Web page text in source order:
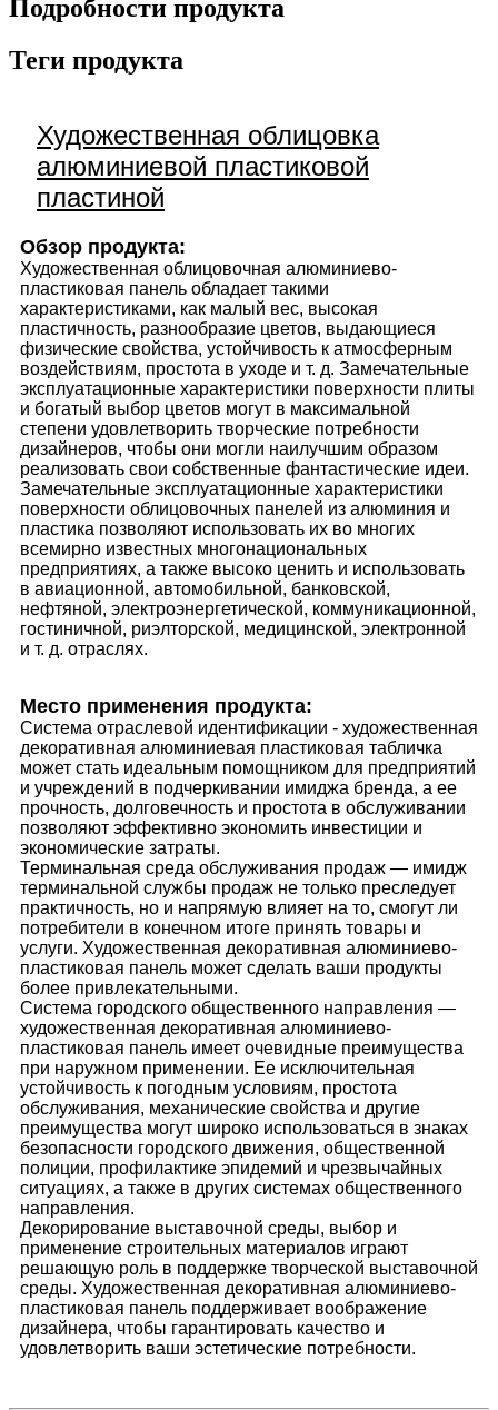
Подробности продукта
Теги продукта
Художественная облицовка
алюминиевой пластиковой
пластиной
Обзор продукта:
Художественная облицовочная алюминиево-
пластиковая панель обладает такими
характеристиками, как малый вес, высокая
пластичность, разнообразие цветов, выдающиеся
физические свойства, устойчивость к атмосферным
воздействиям, простота в уходе и т. д. Замечательные
эксплуатационные характеристики поверхности плиты
и богатый выбор цветов могут в максимальной
степени удовлетворить творческие потребности
дизайнеров, чтобы они могли наилучшим образом
реализовать свои собственные фантастические идеи.
Замечательные эксплуатационные характеристики
поверхности облицовочных панелей из алюминия и
пластика позволяют использовать их во многих
всемирно известных многонациональных
предприятиях, а также высоко ценить и использовать
в авиационной, автомобильной, банковской,
нефтяной, электроэнергетической, коммуникационной,
гостиничной, риэлторской, медицинской, электронной
и т. д. отраслях.
Место применения продукта:
Система отраслевой идентификации - художественная
декоративная алюминиевая пластиковая табличка
может стать идеальным помощником для предприятий
и учреждений в подчеркивании имиджа бренда, а ее
прочность, долговечность и простота в обслуживании
позволяют эффективно экономить инвестиции и
экономические затраты.
Терминальная среда обслуживания продаж — имидж
терминальной службы продаж не только преследует
практичность, но и напрямую влияет на то, смогут ли
потребители в конечном итоге принять товары и
услуги. Художественная декоративная алюминиево-
пластиковая панель может сделать ваши продукты
более привлекательными.
Система городского общественного направления —
художественная декоративная алюминиево-
пластиковая панель имеет очевидные преимущества
при наружном применении. Ее исключительная
устойчивость к погодным условиям, простота
обслуживания, механические свойства и другие
преимущества могут широко использоваться в знаках
безопасности городского движения, общественной
полиции, профилактике эпидемий и чрезвычайных
ситуациях, а также в других системах общественного
направления.
Декорирование выставочной среды, выбор и
применение строительных материалов играют
решающую роль в поддержке творческой выставочной
среды. Художественная декоративная алюминиево-
пластиковая панель поддерживает воображение
дизайнера, чтобы гарантировать качество и
удовлетворить ваши эстетические потребности.